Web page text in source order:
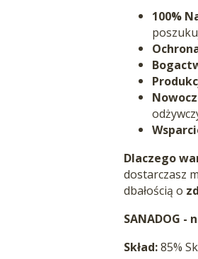
100%
Dlaczego
dostarczasz
dbałością o
SANADOG
Skład:85%